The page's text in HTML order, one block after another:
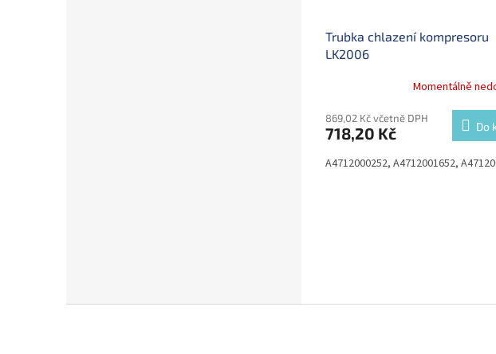
Trubka chlazení kompresoru
LK2006
Momentálně
869,02 Kč včetně DPH
718,20 Kč Do
A4712000252, A4712001652,